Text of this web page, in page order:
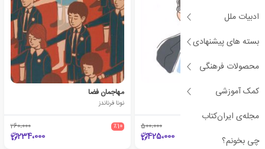
ادبیات ملل
بسته های پیشنهادی
محصولات فرهنگی
کمک آموزشی
مجله‌ی ایران‌کتاب
چی بخونم؟
پروانه‌های زرد کاغذی
500،000
425،000
مهاجمان فضا
نونا فرناندز
٪10 260،000
234،000